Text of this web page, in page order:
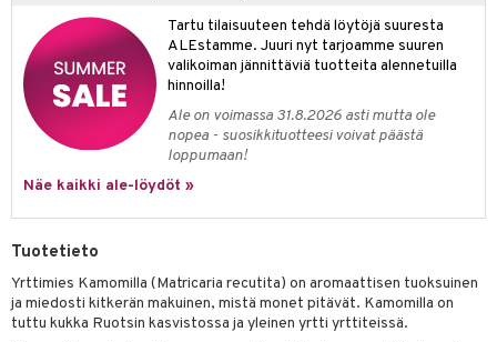
Tartu tilaisuuteen tehdä löytöjä suuresta
ALEstamme. Juuri nyt tarjoamme suuren
valikoiman jännittäviä tuotteita alennetuilla
hinnoilla!
Ale on voimassa 31.8.2026 asti mutta ole
nopea - suosikkituotteesi voivat päästä
loppumaan!
Näe kaikki ale-löydöt »
Tuotetieto
Yrttimies Kamomilla (Matricaria recutita) on aromaattisen tuoksuinen
ja miedosti kitkerän makuinen, mistä monet pitävät. Kamomilla on
tuttu kukka Ruotsin kasvistossa ja yleinen yrtti yrttiteissä.
tuotteet
hoito
jalat
hoito
hoito
hoito
lihakset